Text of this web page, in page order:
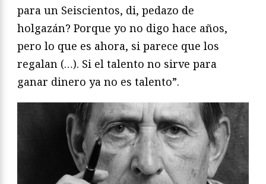
para un Seiscientos, di, pedazo de
holgazán? Porque yo no digo hace años,
pero lo que es ahora, si parece que los
regalan (…). Si el talento no sirve para
ganar dinero ya no es talento”.